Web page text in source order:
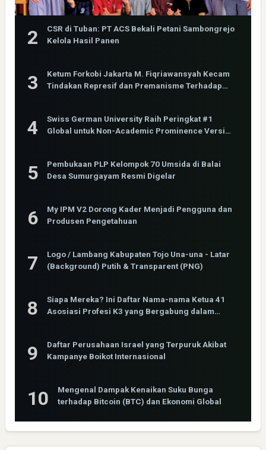
CSR di Tuban: PT ACS Bekali Petani Sambongrejo
Kelola Hasil Panen
Ketum Forkobi Jakarta M. Fiqriawansyah Kecam
Tindakan Represif dan Premanisme Terhadap
Swiss German University Raih Peringkat #1
Global untuk Non-Academic Prominence Versi
Pembukaan PLP Kelompok 70 Umsida di Balai
Desa Sumurgayam Resmi Digelar
My IPM V2 Dorong Kader Menjadi Pengguna dan
Produsen Pengetahuan
Logo / Lambang Kabupaten Tojo Una-una - Latar
(Background) Putih & Transparent (PNG)
Siapa Mereka? Ini Daftar Nama-nama Ketua 41
Asosiasi Profesi K3 yang Bergabung dalam
Daftar Perusahaan Israel yang Terpuruk Akibat
Kampanye Boikot Internasional
Mengenal Dampak Kenaikan Suku Bunga
terhadap Bitcoin (BTC) dan Ekonomi Global